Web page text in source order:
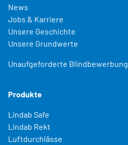
News
Jobs & Karriere
Unsere Geschichte
Unsere Grundwerte
Unaufgeforderte Blindbewerbung
Produkte
Lindab Safe
Lindab Rekt
Luftdurchlässe